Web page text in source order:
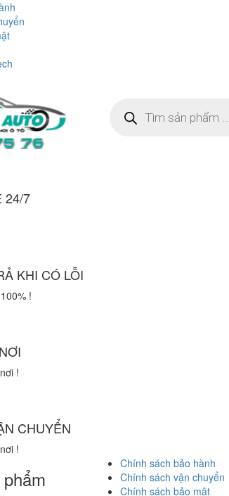
kiếm
sản
24/7
KHI CÓ LỖI
!
!
CHUYỂN
!
Chính sách bảo hành
Chính sách vận chuyển
Chính sách bảo mật